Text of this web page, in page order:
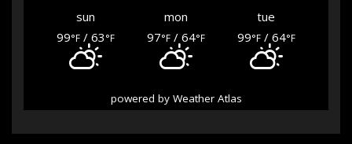
sun mon
tue
99°F / 63°F 97°F/ 64°F 99°F/ 64°F
powered by Weather Atlas